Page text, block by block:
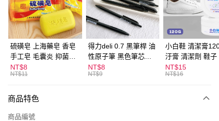
Apple Pay
街口支付
悠遊付
ATM付款
全家取貨付款
每筆NT$60，滿NT$599(含以上)免運費
硫磺皂 上海藥皂 香皂
手工皂 毛囊炎 抑菌除
蟎 清潔護膚 去油去痘
寵物皮膚病 狗狗貓咪
NT$8
NT$11
得力deli 0.7 黑筆桿 油
性原子筆 黑色筆芯
S304
NT$8
NT$9
小白鞋 清潔膏
汙膏 清潔劑 鞋子
漬 白皮鞋 鞋油
NT$15
NT$16
商品特色
商品編號